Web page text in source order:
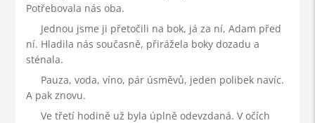
Potřebovala nás oba.
Jednou jsme ji přetočili na bok, já za ní, Adam před
ní. Hladila nás současně, přirážela boky dozadu a
sténala.
Pauza, voda, víno, pár úsměvů, jeden polibek navíc.
A pak znovu.
Ve třetí hodině už byla úplně odevzdaná. V očích